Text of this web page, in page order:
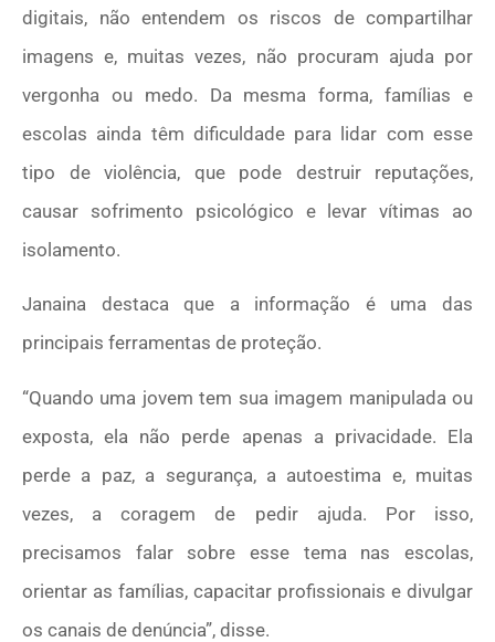
digitais, não entendem os riscos de compartilhar
imagens e, muitas vezes, não procuram ajuda por
vergonha ou medo. Da mesma forma, famílias e
escolas ainda têm dificuldade para lidar com esse
tipo de violência, que pode destruir reputações,
causar sofrimento psicológico e levar vítimas ao
isolamento.
Janaina destaca que a informação é uma das
principais ferramentas de proteção.
“Quando uma jovem tem sua imagem manipulada ou
exposta, ela não perde apenas a privacidade. Ela
perde a paz, a segurança, a autoestima e, muitas
vezes, a coragem de pedir ajuda. Por isso,
precisamos falar sobre esse tema nas escolas,
orientar as famílias, capacitar profissionais e divulgar
os canais de denúncia”, disse.